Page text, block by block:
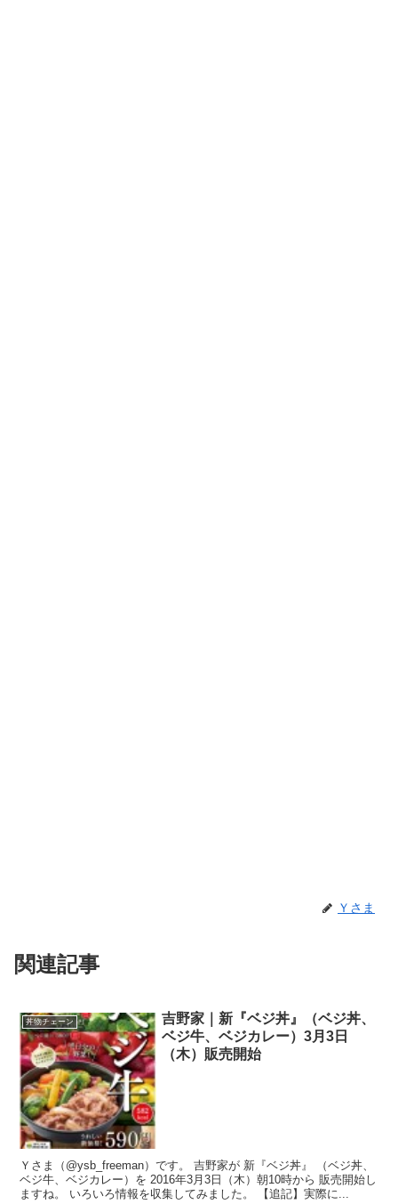
Ｙさま
関連記事
丼物チェーン
吉野家｜新『ベジ丼』（ベジ丼、
ベジ牛、ベジカレー）3月3日
（木）販売開始
Ｙさま（@ysb_freeman）です。 吉野家が 新『ベジ丼』 （ベジ丼、
ベジ牛、ベジカレー）を 2016年3月3日（木）朝10時から 販売開始し
ますね。 いろいろ情報を収集してみました。 【追記】実際に...